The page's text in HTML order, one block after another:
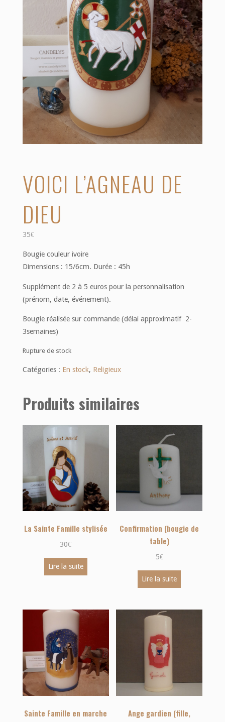
VOICI L’AGNEAU DE
DIEU
35€
Bougie couleur ivoire
Dimensions : 15/6cm. Durée : 45h
Supplément de 2 à 5 euros pour la personnalisation
(prénom, date, événement).
Bougie réalisée sur commande (délai approximatif 2-
3semaines)
Rupture de stock
Catégories : En stock, Religieux
Produits similaires
La Sainte Famille stylisée
30€
Lire la suite
Confirmation (bougie de
table)
5€
Lire la suite
Sainte Famille en marche
Ange gardien (fille,